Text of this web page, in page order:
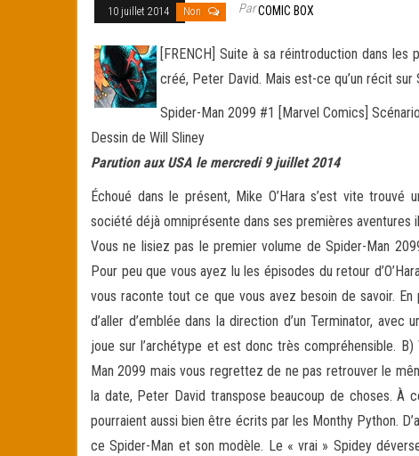
10 juillet 2014 Non ParCOMIC BOX
[FRENCH] Suite à sa réintroduction dans les
créé, Peter David. Mais est-ce qu’un récit
Spider-Man 2099 #1 [Marvel Comics]
Dessin de Will Sliney
Parution aux USA le mercredi 9 juillet 2014
Échoué dans le présent, Mike O’Hara s’est vite trouvé
société déjà omniprésente dans ses premières aventures
Vous ne lisiez pas le premier volume de Spider-Man
Pour peu que vous ayez lu les épisodes du retour
vous raconte tout ce que vous avez besoin de savoir.
d’aller d’emblée dans la direction d’un Terminator,
joue sur l’archétype et est donc très compréhensible.
Man 2099 mais vous regrettez de ne pas retrouver le
la date, Peter David transpose beaucoup de choses. À
pourraient aussi bien être écrits par les Monthy Python.
ce Spider-Man et son modèle. Le « vrai » Spidey